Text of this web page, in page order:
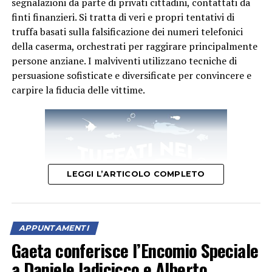
finti finanzieri. Si tratta di veri e propri tentativi di
truffa basati sulla falsificazione dei numeri telefonici
della caserma, orchestrati per raggirare principalmente
persone anziane. I malviventi utilizzano tecniche di
persuasione sofisticate e diversificate per convincere e
carpire la fiducia delle vittime.
LEGGI L’ARTICOLO COMPLETO
APPUNTAMENTI
Gaeta conferisce l’Encomio Speciale